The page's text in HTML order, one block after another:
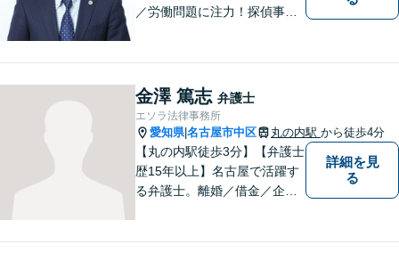
／労働問題に注力！探偵事務
す。お困りごとがあれば、お
気軽にご相談を！【法テラス
可】
金澤 篤志 弁護士
エソラ法律事務所
愛知県|名古屋市中区 丸の内駅 から徒歩4分
【丸の内駅徒歩3分】【弁護士
歴15年以上】名古屋で活躍す
る弁護士。離婚／借金／企業
詳細を見
る